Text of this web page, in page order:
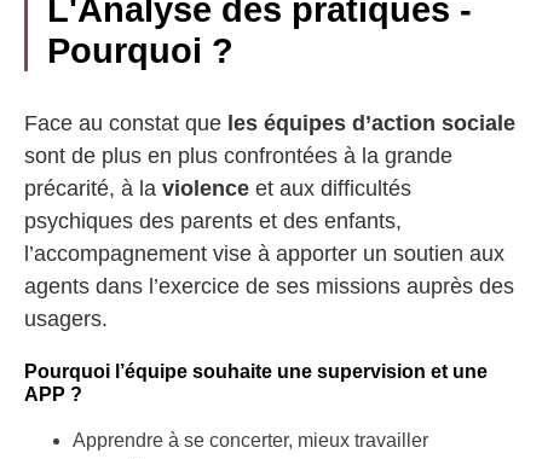
L'Analyse des pratiques -
Pourquoi ?
Face au constat que les équipes d’action sociale
sont de plus en plus confrontées à la grande
précarité, à la violence et aux difficultés
psychiques des parents et des enfants,
l’accompagnement vise à apporter un soutien aux
agents dans l’exercice de ses missions auprès des
usagers.
Pourquoi l’équipe souhaite une supervision et une
APP ?
Apprendre à se concerter, mieux travailler